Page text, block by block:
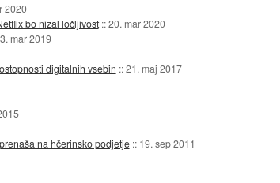
2020
bo nižal ločljivost ::20. mar 2020
mar 2019
digitalnih vsebin ::21. maj 2017
na hčerinsko podjetje :: 19. sep 2011